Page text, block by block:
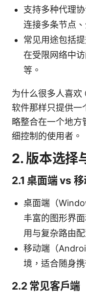
支持多种代理
连接多条节点
常见用途包括
在受限网络中
等。
为什么很多人喜欢
软件那样只提供一
略整合在一个地方
细控制的使用者。
2. 版本选择
2.1 桌面端 vs
桌面端（
丰富的图形界
用与复杂路由配
移动端（
境，适合随身
2.2 常见客户端